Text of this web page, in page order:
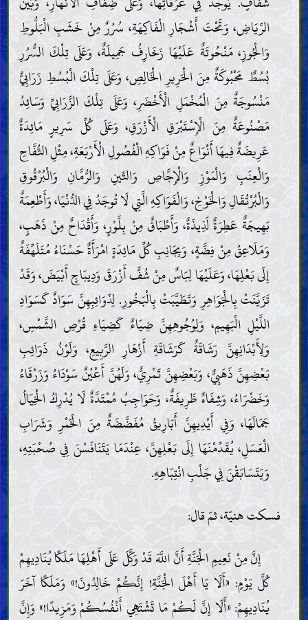
الرِّيَاضِ، وَتَحْتَ أَشْجَارِ الْفَاكِهَةِ، سُرُرٌ مِنْ خَشَبِ الْبَلُّوطِ
وَالْجُوزِ، مَنْحُوتَةٌ عَلَيْهَا زَخَارِفُ جَمِيلَةٌ، وَعَلَى تِلْكَ السُّرُرِ
بُسُطٌ مَحْبُوكَةٌ مِنَ الْحَرِيرِ الْخَالِصِ، وَعَلَى تِلْكَ الْبُسُطِ زَرَابِيٌّ
مَنْسُوجَةٌ مِنَ الْمُخْمَلِ الْأَخْضَرِ، وَعَلَى تِلْكَ الزَّرَابِيِّ وَسَائِدُ
مَصْنُوعَةٌ مِنَ الْإِسْتَبْرَقِ الْأَزْرَقِ، وَعَلَى كُلِّ سَرِيرٍ مَائِدَةٌ
عَرِيضَةٌ فِيهَا أَنْوَاعٌ مِنْ فَوَاكِهِ الْفُصُولِ الْأَرْبَعَةِ، مِثْلِ التُّفَّاحِ
وَالْعِنَبِ وَالْمَوْزِ وَالْإِجَّاصِ وَالتِّينِ وَالرُّمَّانِ وَالْبُرْقُوقِ
وَالْبُرْتُقَالِ وَالْخَوْخِ، وَالْفَوَاكِهِ الَّتِي لَا تُوجَدُ فِي الدُّنْيَا، وَأَطْعِمَةٌ
بَهِيجَةٌ عَطِرَةٌ لَذِيذَةٌ، وَأَطْبَاقٌ مِنْ بِلَّوْرٍ، وَأَقْدَاحٌ مِنْ ذَهَبٍ،
وَمَلَاعِقُ مِنْ فِضَّةٍ، وَبِجَانِبِ كُلِّ مَائِدَةٍ امْرَأَةٌ حَسْنَاءُ مُتَلَهِّفَةٌ
إِلَى بَعْلِهَا، وَعَلَيْهَا لِبَاسٌ مِنْ شُفٍّ أَزْرَقَ وَدِيبَاجٍ أَبْيَضَ، وَقَدْ
تَزَيَّنَتْ بِالْجَوَاهِرِ وَتَطَيَّبَتْ بِالْبَخُورِ. لِذَوَائِبِهِنَّ سَوَادٌ كَسَوَادِ
اللَّيْلِ الْبَهِيمِ، وَلِوُجُوهِهِنَّ ضِيَاءٌ كَضِيَاءِ قُرْصِ الشَّمْسِ،
وَلِأَبْدَانِهِنَّ رَشَاقَةٌ كَرَشَاقَةِ أَزْهَارِ الرَّبِيعِ، وَلَوْنُ ذَوَائِبِ
بَعْضِهِنَّ ذَهَبِيٌّ، وَبَعْضِهِنَّ تَمْرِيٌّ، وَلَهُنَّ أَعْيُنٌ سَوْدَاءُ وَزَرْقَاءُ
وَخَضْرَاءُ، وَشِفَاهٌ ظَرِيفَةٌ، وَحَوَاجِبُ مُمْتَدَّةٌ لَا يُدْرِكُ الْخِيَالُ
جَمَالَهَا، وَفِي أَيْدِيهِنَّ أَبَارِيقُ مُفَضَّضَةٌ مِنَ الْخَمْرِ وَشَرَابِ
الْعَسَلِ، يُقَدِّمْنَهَا إِلَى بَعْلِهِنَّ، عِنْدَمَا يَتَنَافَسْنَ فِي صُحْبَتِهِ،
وَيَتَسَابَقْنَ فِي جَلْبِ انْتِبَاهِهِ.
فسكت هنيّة، ثمّ قال:
إِنَّ مِنْ نَعِيمِ الْجَنَّةِ أَنَّ اللَّهَ قَدْ وَكَّلَ عَلَى أَهْلِهَا مَلَكًا يُنَادِيهِمْ
كُلَّ يَوْمٍ: «أَلَا يَا أَهْلَ الْجَنَّةِ! إِنَّكُمْ خَالِدُونَ!» وَمَلَكًا آخَرَ
يُنَادِيهِمْ: «أَلَا إِنَّ لَكُمْ مَا تَشْتَهِي أَنْفُسُكُمْ وَمَزِيدًا!» وَإِنَّ